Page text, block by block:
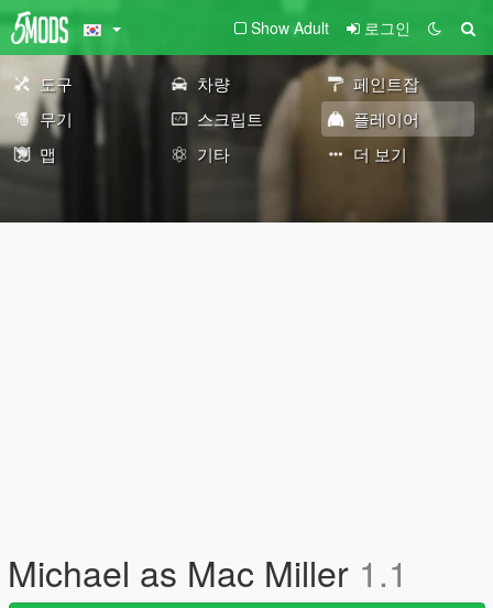
Show Adult 로그인
도구 차량
페인트잡
무기
스크립트
플레이어
맵
기타 더 보기
Michael as Mac Miller 1.1